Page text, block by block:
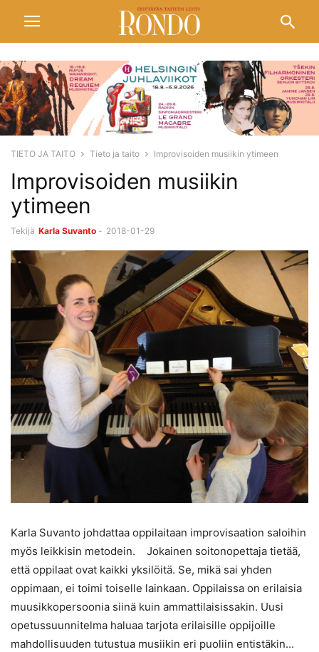
TIETO JA TAITO Tieto ja taito Improvisoiden musiikin ytimeen
Improvisoiden musiikin
ytimeen
Tekijä Karla Suvanto - 2018-01-29
Karla Suvanto johdattaa oppilaitaan improvisaation saloihin
myös leikkisin metodein. Jokainen soitonopettaja tietää,
että oppilaat ovat kaikki yksilöitä. Se, mikä sai yhden
oppimaan, ei toimi toiselle lainkaan. Oppilaissa on erilaisia
muusikkopersoonia siinä kuin ammattilaisissakin. Uusi
opetussuunnitelma haluaa tarjota erilaisille oppijoille
mahdollisuuden tutustua musiikin eri puoliin entistäkin...